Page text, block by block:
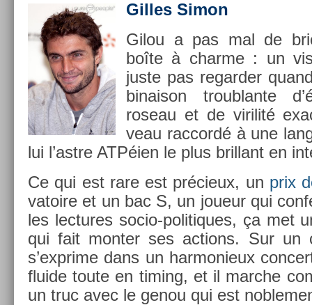
Gil­les Simon
Gilou a pas mal de
boîte à char­me : un
juste pas re­gard­er
binaison troub­lante
roseau et de virilité
veau rac­cordé à une
lui l’astre ATPéien le plus bril­lant en
Ce qui est rare est précieux, un prix
vatoire et un bac S, un joueur qui
les lec­tures socio-politiques, ça met
qui fait mont­er ses ac­tions. Sur un
s’exprime dans un har­monieux
fluide toute en tim­ing, et il marche
un truc avec le genou qui est